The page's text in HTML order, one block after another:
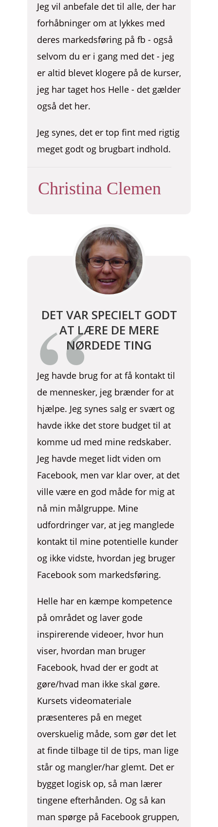
Jeg vil anbefale det til alle, der har
forhåbninger om at lykkes med
deres markedsføring på fb - også
selvom du er i gang med det - jeg
er altid blevet klogere på de kurser,
jeg har taget hos Helle - det gælder
også det her.
Jeg synes, det er top fint med rigtig
meget godt og brugbart indhold.
Christina Clemen
DET VAR SPECIELT GODT
AT LÆRE DE MERE
NØRDEDE TING
Jeg havde brug for at få kontakt til
de mennesker, jeg brænder for at
hjælpe. Jeg synes salg er svært og
havde ikke det store budget til at
komme ud med mine redskaber.
Jeg havde meget lidt viden om
Facebook, men var klar over, at det
ville være en god måde for mig at
nå min målgruppe. Mine
udfordringer var, at jeg manglede
kontakt til mine potentielle kunder
og ikke vidste, hvordan jeg bruger
Facebook som markedsføring.
Helle har en kæmpe kompetence
på området og laver gode
inspirerende videoer, hvor hun
viser, hvordan man bruger
Facebook, hvad der er godt at
gøre/hvad man ikke skal gøre.
Kursets videomateriale
præsenteres på en meget
overskuelig måde, som gør det let
at finde tilbage til de tips, man lige
står og mangler/har glemt. Det er
bygget logisk op, så man lærer
tingene efterhånden. Og så kan
man spørge på Facebook gruppen,